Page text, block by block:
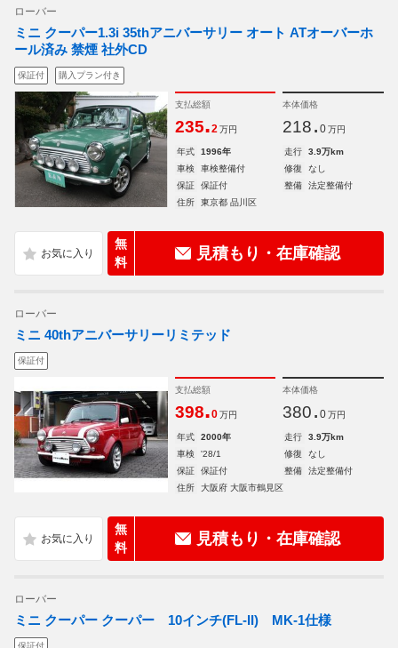
ローバー
ミニ クーパー1.3i 35thアニバーサリー オート ATオーバーホ
ール済み 禁煙 社外CD
保証付 購入プラン付き
支払総額
235.2 万円
本体価格
218. 0 万円
年式 1996年 走行
3.9万km
車検
車検整備付 修復
なし
保証
保証付 整備
法定整備付
住所
東京都 品川区
無
料
見積もり・在庫確認
ローバー
ミニ 40thアニバーサリーリミテッド
保証付
支払総額
398.0 万円
本体価格
380. 0 万円
年式 2000年 走行
3.9万km
車検
'28/1 修復
なし
保証
保証付 整備
法定整備付
住所
大阪府 大阪市鶴見区
無
料
見積もり・在庫確認
ローバー
ミニ クーパー クーパー 10インチ(FL-II) MK-1仕様
保証付